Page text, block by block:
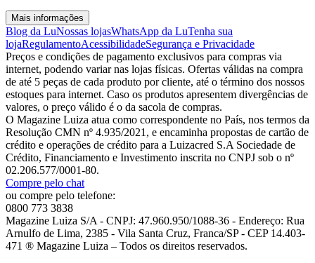
Mais informações
Blog da LuNossas lojasWhatsApp da LuTenha sua
lojaRegulamentoAcessibilidadeSegurança e Privacidade
Preços e condições de pagamento exclusivos para compras via
internet, podendo variar nas lojas físicas. Ofertas válidas na compra
de até 5 peças de cada produto por cliente, até o término dos nossos
estoques para internet. Caso os produtos apresentem divergências de
valores, o preço válido é o da sacola de compras.
O Magazine Luiza atua como correspondente no País, nos termos da
Resolução CMN nº 4.935/2021, e encaminha propostas de cartão de
crédito e operações de crédito para a Luizacred S.A Sociedade de
Crédito, Financiamento e Investimento inscrita no CNPJ sob o nº
02.206.577/0001-80.
Compre pelo chat
ou compre pelo telefone:
0800 773 3838
Magazine Luiza S/A - CNPJ: 47.960.950/1088-36 - Endereço: Rua
Arnulfo de Lima, 2385 - Vila Santa Cruz, Franca/SP - CEP 14.403-
471 ® Magazine Luiza – Todos os direitos reservados.